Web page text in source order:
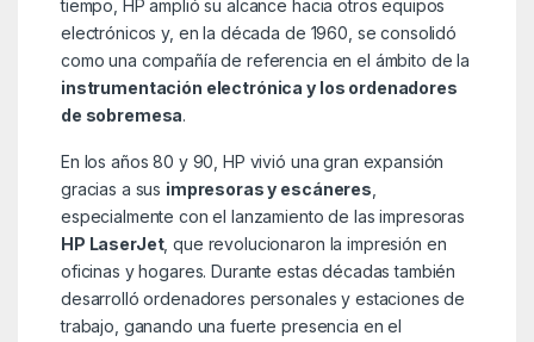
tiempo, HP amplió su alcance hacia otros equipos
electrónicos y, en la década de 1960, se consolidó
como una compañía de referencia en el ámbito de la
instrumentación electrónica y los ordenadores
de sobremesa.
En los años 80 y 90, HP vivió una gran expansión
gracias a sus impresoras y escáneres
especialmente con el lanzamiento de las impresoras
HP LaserJet, que revolucionaron la impresión en
oficinas y hogares. Durante estas décadas también
desarrolló ordenadores personales y estaciones de
trabajo, ganando una fuerte presencia en el